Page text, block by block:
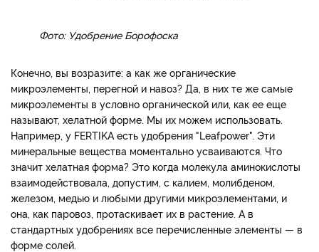
Фото: Удобрение Борофоска
Конечно, вы возразите: а как же органические
микроэлементы, перегной и навоз? Да, в них те же самые
микроэлементы в условно органической или, как ее еще
называют, хелатной форме. Мы их можем использовать.
Например, у FERTIKA есть удобрения "Leafpower". Эти
минеральные вещества моментально усваиваются. Что
значит хелатная форма? Это когда молекула аминокислоты
взаимодействовала, допустим, с калием, молибденом,
железом, медью и любыми другими микроэлементами, и
она, как паровоз, протаскивает их в растение. А в
стандартных удобрениях все перечисленные элементы — в
форме солей.